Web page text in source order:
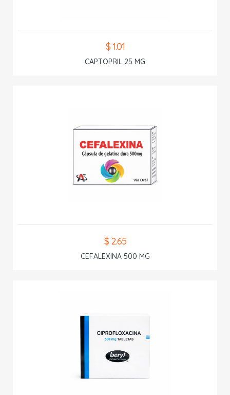
$ 1.01
CAPTOPRIL 25 MG
$ 2.65
CEFALEXINA 500 MG